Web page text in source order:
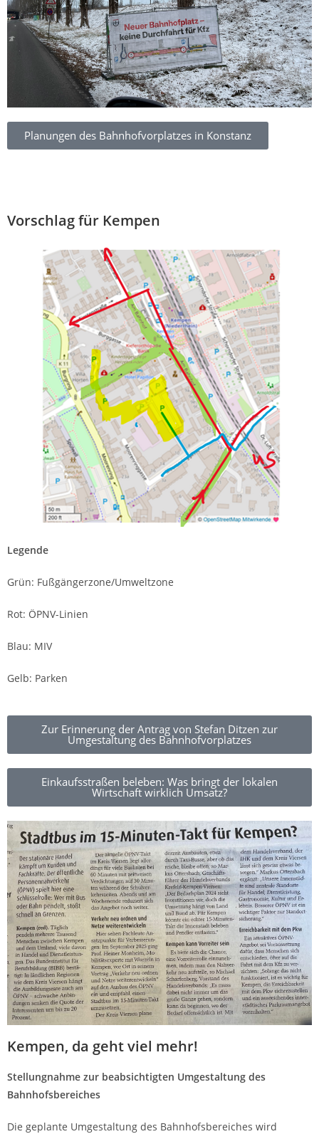
Planungen des Bahnhofvorplatzes in Konstanz
Vorschlag für Kempen
Legende
Grün: Fußgängerzone/Umweltzone
Rot: ÖPNV-Linien
Blau: MIV
Gelb: Parken
Zur Erinnerung der Antrag von Stefan Ditzen zur
Umgestaltung des Bahnhofvorplatzes
Einkaufsstraßen beleben: Was bringt der lokalen
Wirtschaft wirklich Umsatz?
Kempen, da geht viel mehr!
Stellungnahme zur beabsichtigten Umgestaltung des
Bahnhofsbereiches
Die geplante Umgestaltung des Bahnhofsbereiches wird